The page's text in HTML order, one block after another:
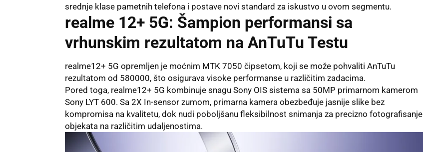
srednje klase pametnih telefona i postave novi standard za iskustvo u ovom segmentu.
realme 12+ 5G: Šampion performansi sa
vrhunskim rezultatom na AnTuTu Testu
realme12+ 5G opremljen je moćnim MTK 7050 čipsetom, koji se može pohvaliti AnTuTu
rezultatom od 580000, što osigurava visoke performanse u različitim zadacima.
Pored toga, realme12+ 5G kombinuje snagu Sony OIS sistema sa 50MP primarnom kamerom
Sony LYT 600. Sa 2X In-sensor zumom, primarna kamera obezbeđuje jasnije slike bez
kompromisa na kvalitetu, dok nudi poboljšanu fleksibilnost snimanja za precizno fotografisanje
objekata na različitim udaljenostima.